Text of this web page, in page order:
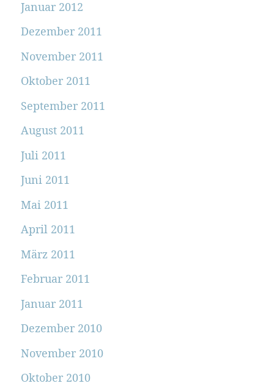
Januar 2012
Dezember 2011
November 2011
Oktober 2011
September 2011
August 2011
Juli 2011
Juni 2011
Mai 2011
April 2011
März 2011
Februar 2011
Januar 2011
Dezember 2010
November 2010
Oktober 2010